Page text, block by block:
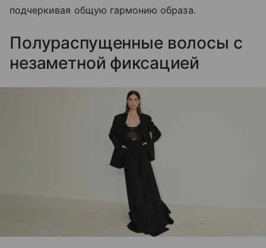
подчеркивая общую гармонию образа.
Полураспущенные волосы с
незаметной фиксацией